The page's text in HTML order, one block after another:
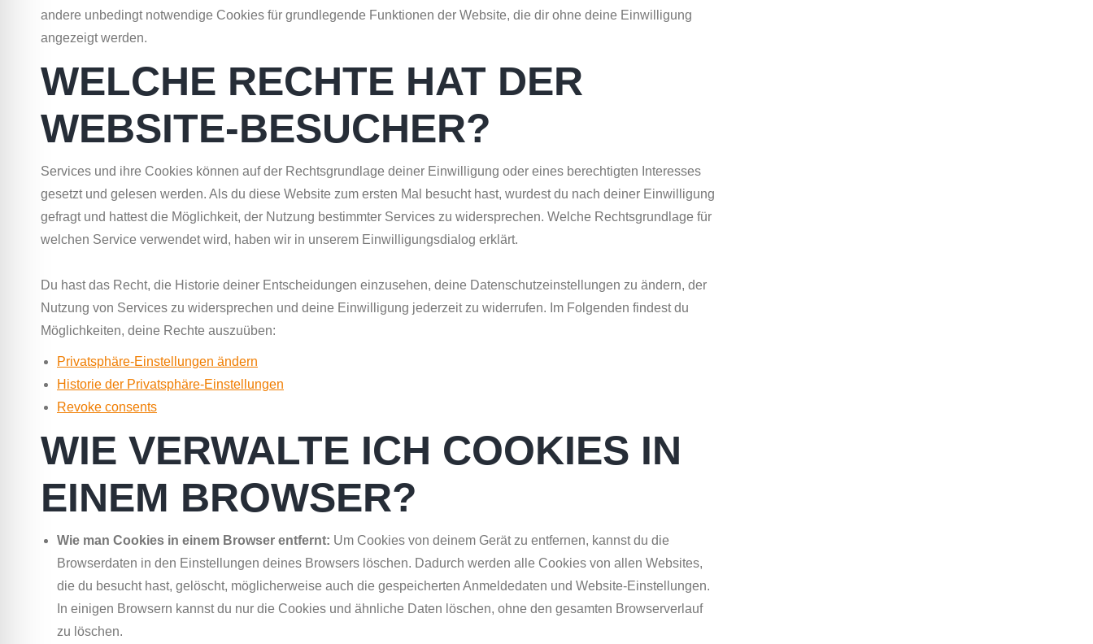
andere unbedingt notwendige Cookies für grundlegende Funktionen der Website, die dir ohne deine Einwilligung
angezeigt werden.
WELCHE RECHTE HAT DER
WEBSITE-BESUCHER?
Services und ihre Cookies können auf der Rechtsgrundlage deiner Einwilligung oder eines berechtigten Interesses
gesetzt und gelesen werden. Als du diese Website zum ersten Mal besucht hast, wurdest du nach deiner Einwilligung
gefragt und hattest die Möglichkeit, der Nutzung bestimmter Services zu widersprechen. Welche Rechtsgrundlage für
welchen Service verwendet wird, haben wir in unserem Einwilligungsdialog erklärt.
Du hast das Recht, die Historie deiner Entscheidungen einzusehen, deine Datenschutzeinstellungen zu ändern, der
Nutzung von Services zu widersprechen und deine Einwilligung jederzeit zu widerrufen. Im Folgenden findest du
Möglichkeiten, deine Rechte auszuüben:
Privatsphäre-Einstellungen ändern
Historie der Privatsphäre-Einstellungen
Revoke consents
WIE VERWALTE ICH COOKIES IN
EINEM BROWSER?
Wie man Cookies in einem Browser entfernt: Um Cookies von deinem Gerät zu entfernen, kannst du die
Browserdaten in den Einstellungen deines Browsers löschen. Dadurch werden alle Cookies von allen Websites,
die du besucht hast, gelöscht, möglicherweise auch die gespeicherten Anmeldedaten und Website-Einstellungen.
In einigen Browsern kannst du nur die Cookies und ähnliche Daten löschen, ohne den gesamten Browserverlauf
zu löschen.